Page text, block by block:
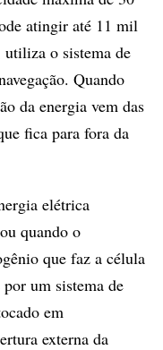
atingir até 11 mil
utiliza o sistema de
Quando
da energia vem das
fica para fora da
elétrica
quando o
que faz a célula
um sistema de
em
externa da